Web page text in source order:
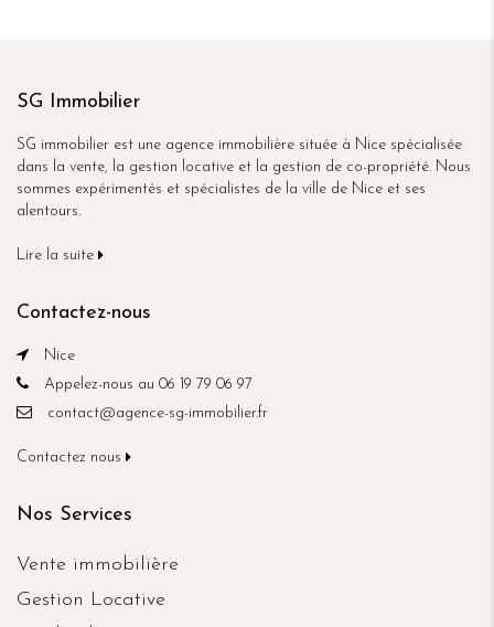
SG Immobilier
SG immobilier est une agence immobilière située à Nice spécialisée
dans la vente, la gestion locative et la gestion de co-propriété. Nous
sommes expérimentés et spécialistes de la ville de Nice et ses
alentours.
Lire la suite
Contactez-nous
Nice
Appelez-nous au 06 19 79 06 97
contact@agence-sg-immobilier.fr
Contactez nous
Nos Services
Vente immobilière
Gestion Locative